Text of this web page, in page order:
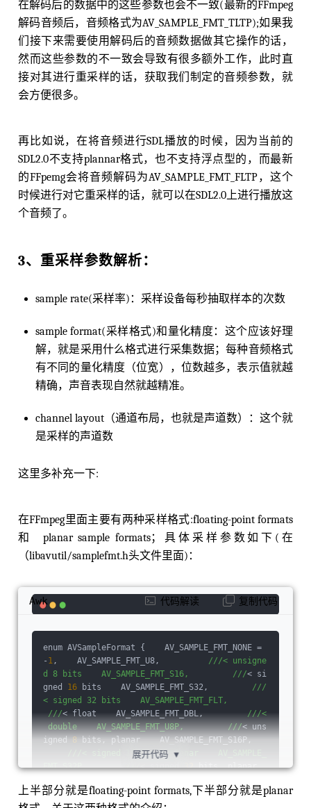
在解码后的数据中的这些参数也会不一致(最新的FFmpeg
解码音频后，音频格式为AV_SAMPLE_FMT_TLTP);如果我
们接下来需要使用解码后的音频数据做其它操作的话，
然而这些参数的不一致会导致有很多额外工作，此时直
接对其进行重采样的话，获取我们制定的音频参数，就
会方便很多。
再比如说，在将音频进行SDL播放的时候，因为当前的
SDL2.0不支持plannar格式，也不支持浮点型的，而最新
的FFpemg会将音频解码为AV_SAMPLE_FMT_FLTP，这个
时候进行对它重采样的话，就可以在SDL2.0上进行播放这
个音频了。
3、重采样参数解析：
sample rate(采样率)：采样设备每秒抽取样本的次数
sample format(采样格式)和量化精度：这个应该好理
解，就是采用什么格式进行采集数据；每种⾳频格式
有不同的量化精度（位宽），位数越多，表示值就越
精确，声⾳表现⾃然就越精准。
channel layout（通道布局，也就是声道数）：这个就
是采样的声道数
这里多补充一下:
在FFmpeg里面主要有两种采样格式:floating-point formats
和 planar sample formats；具体采样参数如下(在
（libavutil/samplefmt.h头文件里面)：
enum AVSampleFormat {    AV_SAMPLE_FMT_NONE =
- 1,    AV_SAMPLE_FMT_U8, ///< unsigne
d 8 bits    AV_SAMPLE_FMT_S16,         ///< si
gned 16 bits    AV_SAMPLE_FMT_S32, ///
< signed 32 bits    AV_SAMPLE_FMT_FLT,
///< float    AV_SAMPLE_FMT_DBL, ///<
double    AV_SAMPLE_FMT_U8P,         ///< uns
igned 8 bits, planar    AV_SAMPLE_FMT_S16P,
/< signed 16 bits, planar    AV_SAMPLE_
FMT_S32P,        ///< signed 32 bits, planar
r    AV_SAMPLE_FMT_DBLP,        / //< double, p
lanar    AV_SAMPLE_FMT_S64,
Awk 代码解读 复制代码
展开代码 ▼
上半部分就是floating-point formats,下半部分就是planar